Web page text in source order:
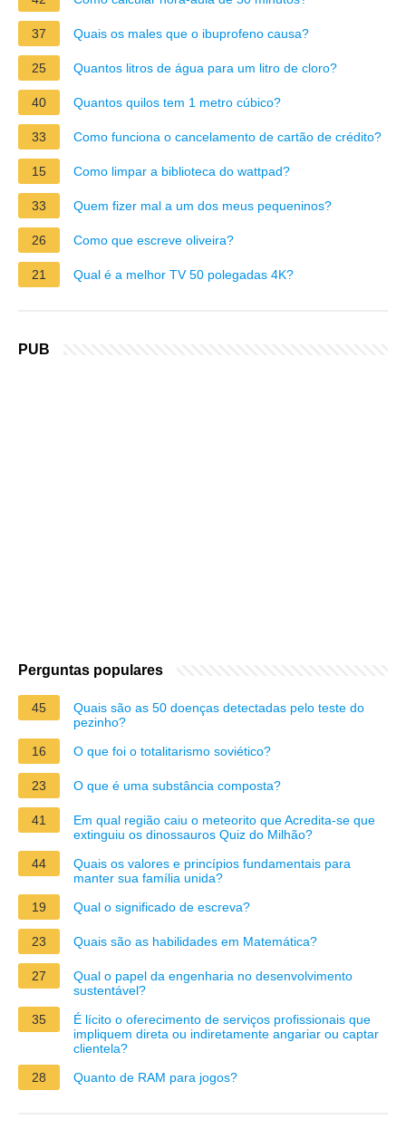
37 Quais os males que o ibuprofeno causa?
25 Quantos litros de água para um litro de cloro?
40 Quantos quilos tem 1 metro cúbico?
33 Como funciona o cancelamento de cartão de crédito?
15 Como limpar a biblioteca do wattpad?
33 Quem fizer mal a um dos meus pequeninos?
26 Como que escreve oliveira?
21 Qual é a melhor TV 50 polegadas 4K?
PUB
Perguntas populares
45
Quais são as 50 doenças detectadas pelo teste do
pezinho?
16
O que foi o totalitarismo soviético?
23 O que é uma substância composta?
41
Em qual região caiu o meteorito que Acredita-se que
extinguiu os dinossauros Quiz do Milhão?
44
Quais os valores e princípios fundamentais para
manter sua família unida?
19
Qual o significado de escreva?
23 Quais são as habilidades em Matemática?
27
Qual o papel da engenharia no desenvolvimento
sustentável?
35
É lícito o oferecimento de serviços profissionais que
impliquem direta ou indiretamente angariar ou captar
clientela?
28
Quanto de RAM para jogos?